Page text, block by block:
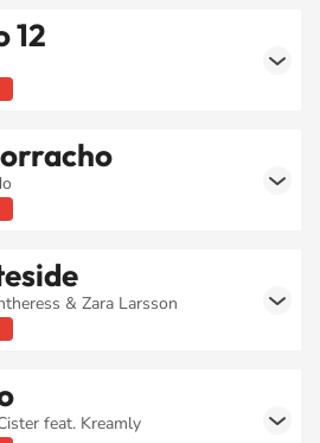
12
& Zara Larsson
feat. Kreamly